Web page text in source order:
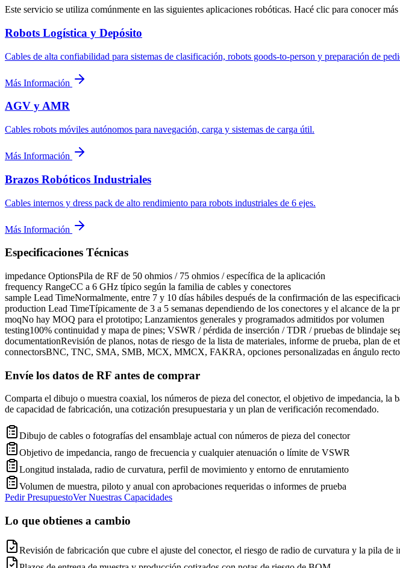
Este servicio se utiliza comúnmente en las siguientes aplicaciones robóticas. Hacé clic para conocer
Robots Logística y Depósito
Cables de alta confiabilidad para sistemas de clasificación, robots goods-to-person y preparación de
Más Información
AGV y AMR
Cables robots móviles autónomos para navegación, carga y sistemas de carga útil.
Más Información
Brazos Robóticos Industriales
Cables internos y dress pack de alto rendimiento para robots industriales de 6 ejes.
Más Información
Especificaciones Técnicas
impedance OptionsPila de RF de 50 ohmios / 75 ohmios / específica de la aplicación
frequency RangeCC a 6 GHz típico según la familia de cables y conectores
sample Lead TimeNormalmente, entre 7 y 10 días hábiles después de la confirmación de las
production Lead TimeTípicamente de 3 a 5 semanas dependiendo de los conectores y el alcance de la
moqNo hay MOQ para el prototipo; Lanzamientos generales y programados admitidos por volumen
testing100% continuidad y mapa de pines; VSWR / pérdida de inserción / TDR / pruebas de blindaje
documentationRevisión de planos, notas de riesgo de la lista de materiales, informe de prueba, plan de
connectorsBNC, TNC, SMA, SMB, MCX, MMCX, FAKRA, opciones personalizadas en ángulo recto
Envíe los datos de RF antes de comprar
Comparta el dibujo o muestra coaxial, los números de pieza del conector, el objetivo de impedancia,
de capacidad de fabricación, una cotización presupuestaria y un plan de verificación recomendado.
Dibujo de cables o fotografías del ensamblaje actual con números de pieza del conector
Objetivo de impedancia, rango de frecuencia y cualquier atenuación o límite de VSWR
Longitud instalada, radio de curvatura, perfil de movimiento y entorno de enrutamiento
Volumen de muestra, piloto y anual con aprobaciones requeridas o informes de prueba
Pedir PresupuestoVer Nuestras Capacidades
Lo que obtienes a cambio
Revisión de fabricación que cubre el ajuste del conector, el riesgo de radio de curvatura y la pila de